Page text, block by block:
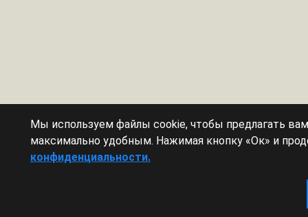
Мы используем файлы cookie, чтобы предлагать
максимально удобным. Нажимая кнопку «Ок» и
конфиденциальности.